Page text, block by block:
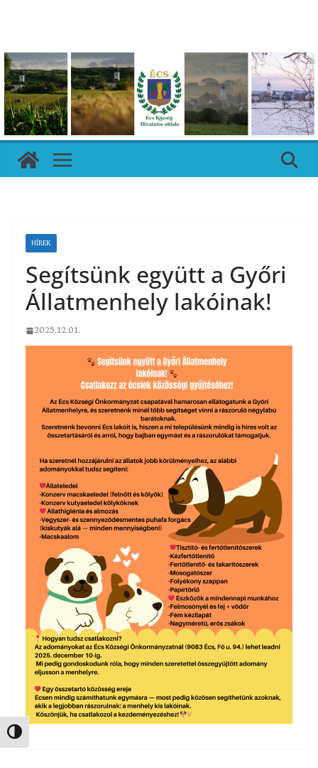
Nagy kontraszt váltása
HÍREK
Segítsünk együtt a Győri
Állatmenhely lakóinak!
2025.12.01.